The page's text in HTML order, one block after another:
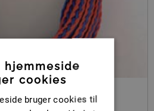
hjemmeside
cookies
bruger cookies til